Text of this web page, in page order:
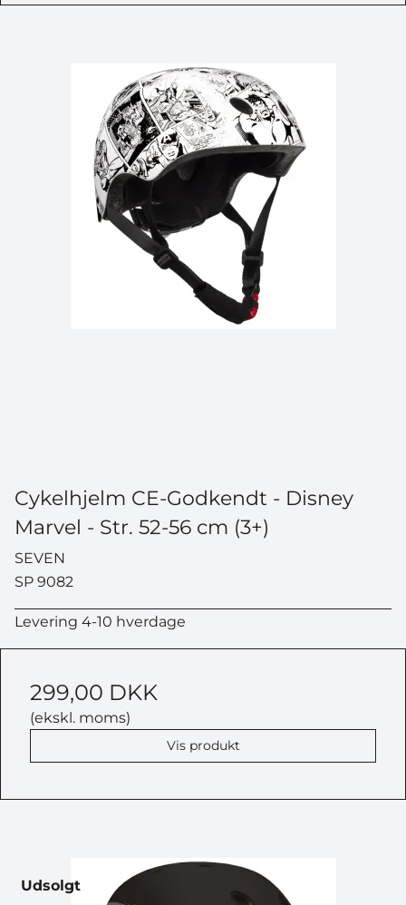
Cykelhjelm CE-Godkendt - Disney
Marvel - Str. 52-56 cm (3+)
SEVEN
SP 9082
Levering 4-10 hverdage
299,00 DKK
(ekskl. moms)
Vis produkt
Udsolgt
Navn
DELTAG I KONKURRENCEN